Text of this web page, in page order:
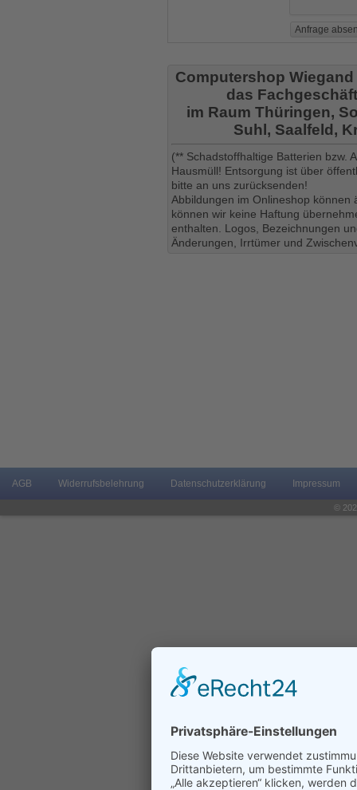
Computershop
das
im Raum Thüringen,
Suhl, Saalfeld,
(** Schadstoffhaltige Batterien bzw.
Hausmüll! Entsorgung ist über
bitte an uns zurücksenden!
Abbildungen im Onlineshop
können wir keine Haftung
enthalten. Logos, Bezeichnungen
Änderungen, Irrtümer und
AGB Widerrufsbelehrung Datenschutzerklärung Impressum
©